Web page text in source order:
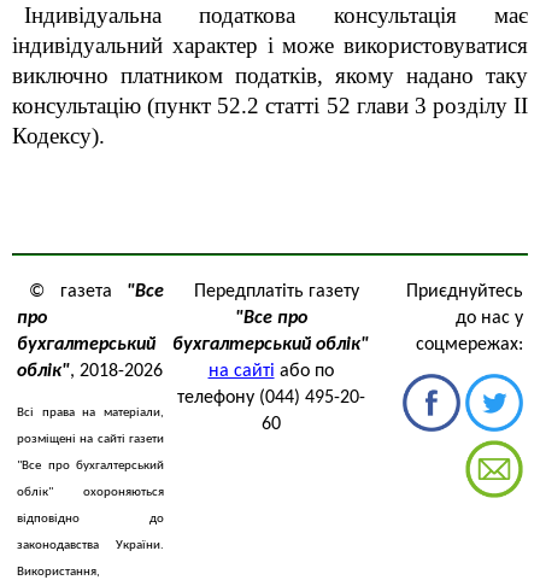
Індивідуальна податкова консультація має
індивідуальний характер і може використовуватися
виключно платником податків, якому надано таку
консультацію (пункт 52.2 статті 52 глави 3 розділу ІІ
Кодексу).
© газета "Все
про
бухгалтерський
облік", 2018-2026
Всі права на матеріали,
розміщені на сайті газети
"Все про бухгалтерський
облік" охороняються
відповідно до
законодавства України.
Використання,
Передплатіть газету
"Все про
бухгалтерський облік"
на сайті або по
телефону (044) 495-20-
60
Приєднуйтесь
до нас у
соцмережах: